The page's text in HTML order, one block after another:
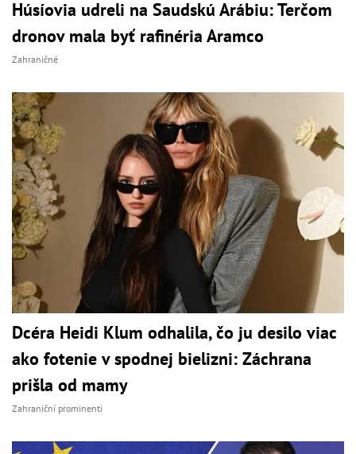
Húsíovia udreli na Saudskú Arábiu: Terčom
dronov mala byť rafinéria Aramco
Zahraničné
Dcéra Heidi Klum odhalila, čo ju desilo viac
ako fotenie v spodnej bielizni: Záchrana
prišla od mamy
Zahraniční prominenti